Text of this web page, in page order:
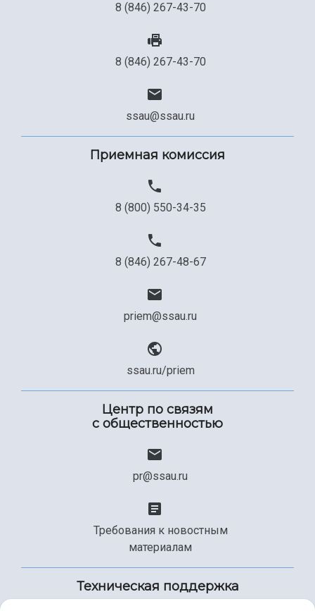
8 (846) 267-43-70
8 (846) 267-43-70
ssau@ssau.ru
Приемная комиссия
8 (800) 550-34-35
8 (846) 267-48-67
priem@ssau.ru
ssau.ru/priem
Центр по связям
с общественностью
pr@ssau.ru
Требования к новостным
материалам
Техническая поддержка